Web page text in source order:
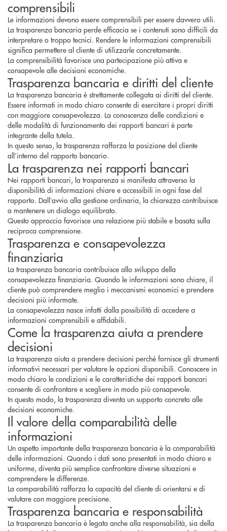
comprensibili
Le informazioni devono essere comprensibili per essere davvero utili.
La trasparenza bancaria perde efficacia se i contenuti sono difficili da
interpretare o troppo tecnici. Rendere le informazioni comprensibili
significa permettere al cliente di utilizzarle concretamente.
La comprensibilità favorisce una partecipazione più attiva e
consapevole alle decisioni economiche.
Trasparenza bancaria e diritti del cliente
La trasparenza bancaria è strettamente collegata ai diritti del cliente.
Essere informati in modo chiaro consente di esercitare i propri diritti
con maggiore consapevolezza. La conoscenza delle condizioni e
delle modalità di funzionamento dei rapporti bancari è parte
integrante della tutela.
In questo senso, la trasparenza rafforza la posizione del cliente
all’interno del rapporto bancario.
La trasparenza nei rapporti bancari
Nei rapporti bancari, la trasparenza si manifesta attraverso la
disponibilità di informazioni chiare e accessibili in ogni fase del
rapporto. Dall’avvio alla gestione ordinaria, la chiarezza contribuisce
a mantenere un dialogo equilibrato.
Questo approccio favorisce una relazione più stabile e basata sulla
reciproca comprensione.
Trasparenza e consapevolezza
finanziaria
La trasparenza bancaria contribuisce allo sviluppo della
consapevolezza finanziaria. Quando le informazioni sono chiare, il
cliente può comprendere meglio i meccanismi economici e prendere
decisioni più informate.
La consapevolezza nasce infatti dalla possibilità di accedere a
informazioni comprensibili e affidabili.
Come la trasparenza aiuta a prendere
decisioni
La trasparenza aiuta a prendere decisioni perché fornisce gli strumenti
informativi necessari per valutare le opzioni disponibili. Conoscere in
modo chiaro le condizioni e le caratteristiche dei rapporti bancari
consente di confrontare e scegliere in modo più consapevole.
In questo modo, la trasparenza diventa un supporto concreto alle
decisioni economiche.
Il valore della comparabilità delle
informazioni
Un aspetto importante della trasparenza bancaria è la comparabilità
delle informazioni. Quando i dati sono presentati in modo chiaro e
uniforme, diventa più semplice confrontare diverse situazioni e
comprendere le differenze.
La comparabilità rafforza la capacità del cliente di orientarsi e di
valutare con maggiore precisione.
Trasparenza bancaria e responsabilità
La trasparenza bancaria è legata anche alla responsabilità, sia della